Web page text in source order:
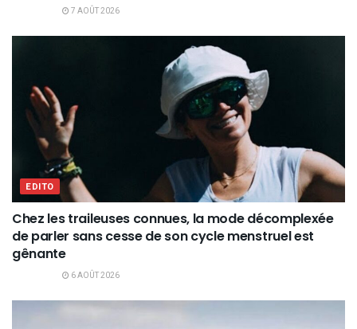
7 AOÛT 2026
EDITO
Chez les traileuses connues, la mode décomplexée
de parler sans cesse de son cycle menstruel est
gênante
6 AOÛT 2026